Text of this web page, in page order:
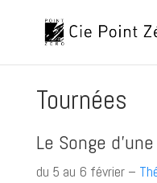
Tournées
Le Songe
du 5 au 6 février –